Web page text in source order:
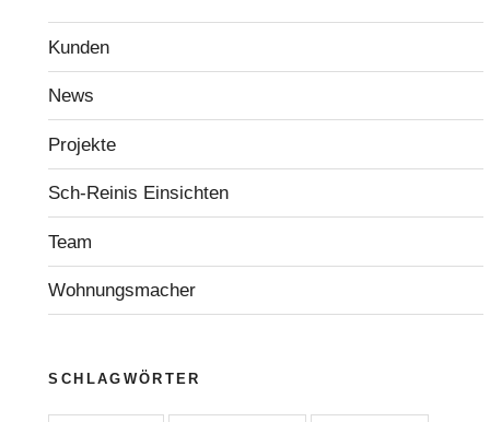
Kunden
News
Projekte
Sch-Reinis Einsichten
Team
Wohnungsmacher
SCHLAGWÖRTER